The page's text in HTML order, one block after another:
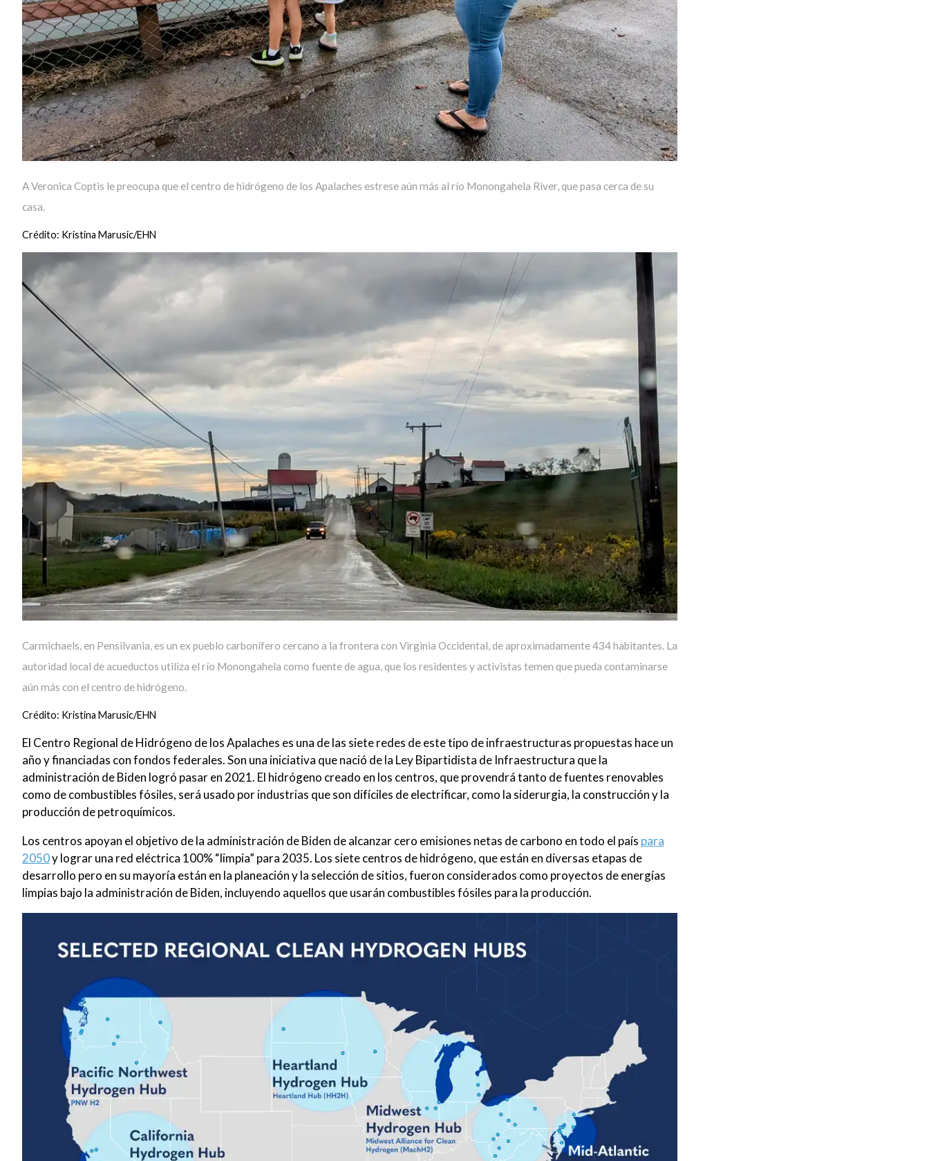
A Veronica Coptis le preocupa que el centro de hidrógeno de los Apalaches estrese aún más al río Monongahela River, que pasa cerca de su
casa.
Crédito: Kristina Marusic/EHN
Carmichaels, en Pensilvania, es un ex pueblo carbonífero cercano a la frontera con Virginia Occidental, de aproximadamente 434 habitantes. La
autoridad local de acueductos utiliza el río Monongahela como fuente de agua, que los residentes y activistas temen que pueda contaminarse
aún más con el centro de hidrógeno.
Crédito: Kristina Marusic/EHN
El Centro Regional de Hidrógeno de los Apalaches es una de las siete redes de este tipo de infraestructuras propuestas hace un
año y financiadas con fondos federales. Son una iniciativa que nació de la Ley Bipartidista de Infraestructura que la
administración de Biden logró pasar en 2021. El hidrógeno creado en los centros, que provendrá tanto de fuentes renovables
como de combustibles fósiles, será usado por industrias que son difíciles de electrificar, como la siderurgia, la construcción y la
producción de petroquímicos.
Los centros apoyan el objetivo de la administración de Biden de alcanzar cero emisiones netas de carbono en todo el país para
2050y lograr una red eléctrica 100% “limpia” para 2035. Los siete centros de hidrógeno, que están en diversas etapas de
desarrollo pero en su mayoría están en la planeación y la selección de sitios, fueron considerados como proyectos de energías
limpias bajo la administración de Biden, incluyendo aquellos que usarán combustibles fósiles para la producción.